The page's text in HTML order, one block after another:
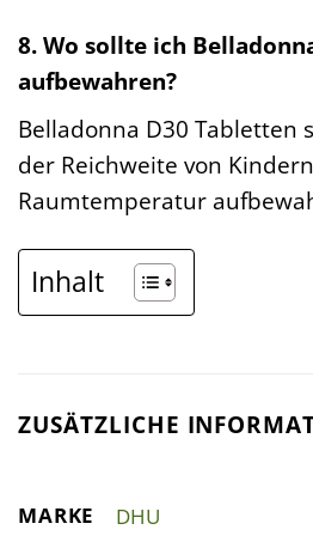
8. Wo sollte ich
aufbewahren?
Belladonna D30 Tabletten
der Reichweite von
Raumtemperatur
Inhalt
ZUSÄTZLICHE
MARKE DHU